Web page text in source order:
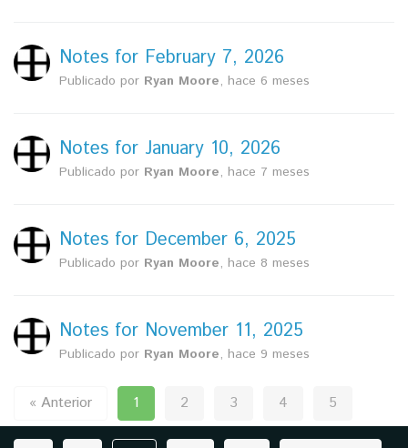
Notes for February 7, 2026
Publicado por Ryan Moore, hace 6 meses
Notes for January 10, 2026
Publicado por Ryan Moore, hace 7 meses
Notes for December 6, 2025
Publicado por Ryan Moore, hace 8 meses
Notes for November 11, 2025
Publicado por Ryan Moore, hace 9 meses
« Anterior 1 2 3 4 5